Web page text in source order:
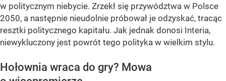
w politycznym niebycie. Zrzekł się przywództwa w Polsce
2050, a następnie nieudolnie próbował je odzyskać, tracąc
resztki politycznego kapitału. Jak jednak donosi Interia,
niewykluczony jest powrót tego polityka w wielkim stylu.
Hołownia wraca do gry? Mowa